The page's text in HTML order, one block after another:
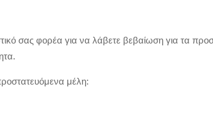
σας φορέα για να λάβετε βεβαίωση για τα
μέλη: